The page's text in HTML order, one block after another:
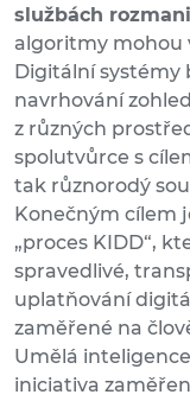
službách
algoritmy mohou
Digitální systémy
navrhování
z různých
spolutvůrce s
tak různorodý
Konečným cílem
„proces KIDD“,
spravedlivé,
uplatňování
zaměřené na
Umělá
iniciativa